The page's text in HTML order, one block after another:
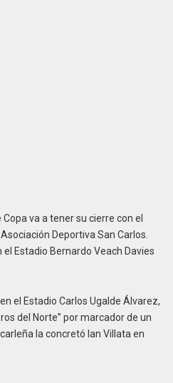
va a tener su cierre con el
Deportiva San Carlos.
el Estadio Bernardo Veach Davies
el Estadio Carlos Ugalde Álvarez,
del Norte” por marcador de un
la concretó Ian Villata en